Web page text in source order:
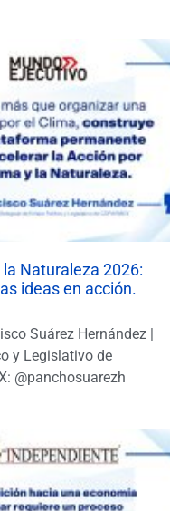
Naturaleza 2026:
ideas en acción.
Suárez Hernández |
y Legislativo de
@panchosuarezh